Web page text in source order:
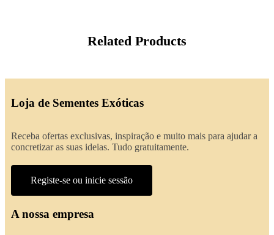
Related Products
Loja de Sementes Exóticas
Receba ofertas exclusivas, inspiração e muito mais para ajudar a
concretizar as suas ideias. Tudo gratuitamente.
Registe-se ou inicie sessão
A nossa empresa